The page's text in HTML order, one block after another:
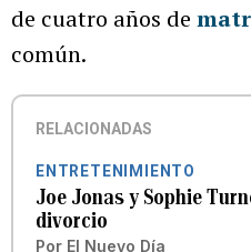
de cuatro años de
común.
RELACIONADAS
ENTRETENIMIENTO
Joe Jonas y Sophie
divorcio
Por El Nuevo Día